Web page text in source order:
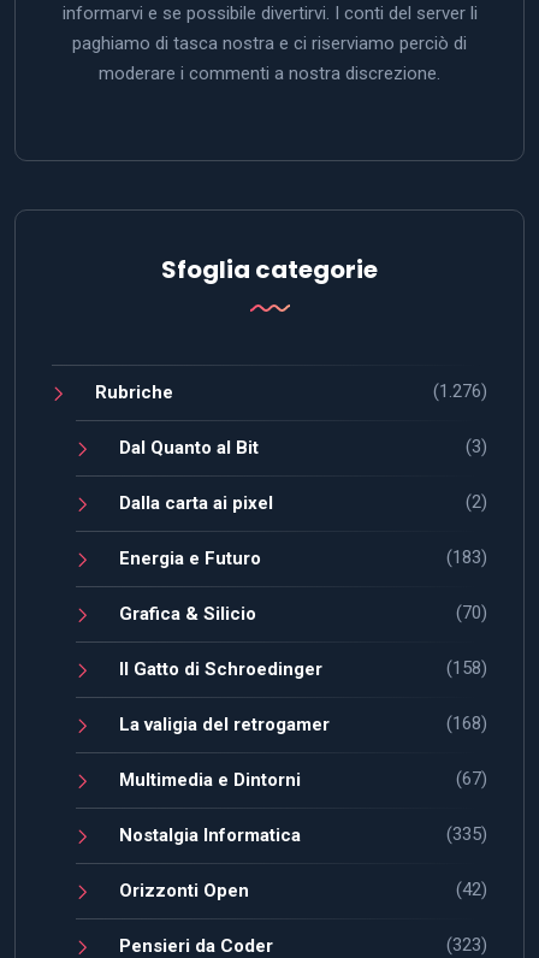
informarvi e se possibile divertirvi. I conti del server li
paghiamo di tasca nostra e ci riserviamo perciò di
moderare i commenti a nostra discrezione.
Sfoglia categorie
Rubriche (1.276)
Dal Quanto al Bit (3)
Dalla carta ai pixel (2)
Energia e Futuro (183)
Grafica & Silicio (70)
Il Gatto di Schroedinger (158)
La valigia del retrogamer (168)
Multimedia e Dintorni (67)
Nostalgia Informatica (335)
Orizzonti Open (42)
Pensieri da Coder (323)